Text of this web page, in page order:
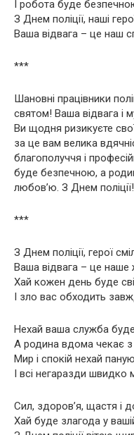
І робота буде
З Днем поліції, наші
Ваша відвага – це наш
***
Шановні працівники
святом! Ваша відвага і
Ви щодня ризикуєте
за це вам велика
благополуччя і
буде безпечною, а
любов’ю. З Днем поліції!
***
З Днем поліції, герої
Ваша відвага – це наше
Хай кожен день буде
І зло вас обходить
Нехай ваша служба
А родина вдома чекає
Мир і спокій нехай
І всі негаразди швидко
Сил, здоров’я, щастя і
Хай буде злагода у